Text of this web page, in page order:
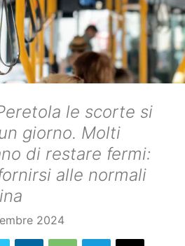
le scorte si
giorno. Molti
di restare fermi:
alle normali
2024